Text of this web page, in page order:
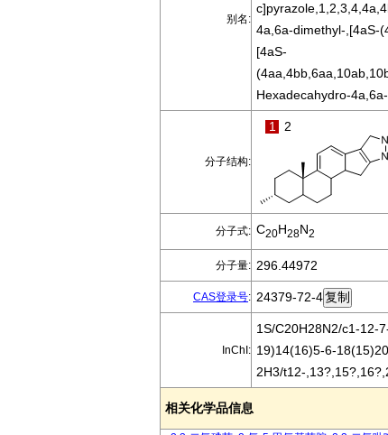
别名:
4a,6a-dimethyl-,[4aS-
[4aS-
Hexadecahydro-
分子结构:
1 2
分子式: C20H28N2
分子量: 296.44972
CAS登录号: 24379-72-4
InChI:
1S/C20H28N2/c1-12-
19)14(16)5-6-
2H3/t12-
相关化学品信息